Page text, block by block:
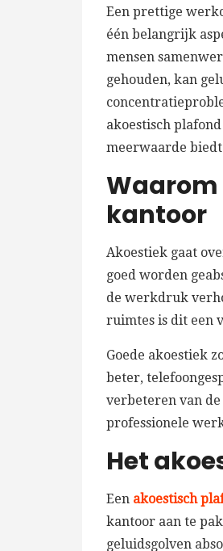
Een prettige
één belangrijk
mensen
gehouden, kan
akoestisch
meerwaarde
Waarom
kantoor
Akoestiek gaat
goed worden
de werkdruk
ruimtes is dit een
Goede akoestiek
beter,
verbeteren van
professionele
Het
Een akoestisch
kantoor aan te
geluidsgolven